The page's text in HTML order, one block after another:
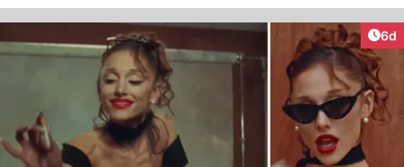
6d